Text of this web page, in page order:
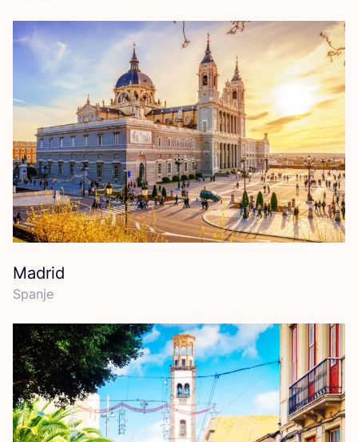
Madrid
Span­je